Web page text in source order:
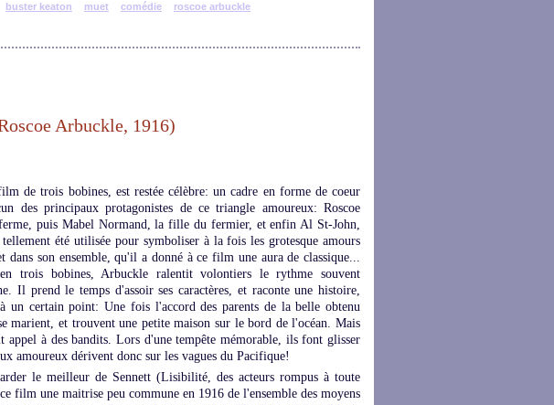
buster keaton muet comédie roscoe arbuckle
Arbuckle, 1916)
de trois bobines, est restée célèbre: un cadre en forme de coeur
des principaux protagonistes de ce triangle amoureux: Roscoe
puis Mabel Normand, la fille du fermier, et enfin Al St-John,
été utilisée pour symboliser à la fois les grotesque amours
dans son ensemble, qu'il a donné à ce film une aura de classique...
trois bobines, Arbuckle ralentit volontiers le rythme souvent
Il prend le temps d'assoir ses caractères, et raconte une histoire,
un certain point: Une fois l'accord des parents de la belle obtenu
marient, et trouvent une petite maison sur le bord de l'océan. Mais
appel à des bandits. Lors d'une tempête mémorable, ils font glisser
amoureux dérivent donc sur les vagues du Pacifique!
le meilleur de Sennett (Lisibilité, des acteurs rompus à toute
film une maitrise peu commune en 1916 de l'ensemble des moyens